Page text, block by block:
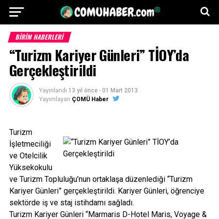
BİRİM HABERLERİ
“Turizm Kariyer Günleri” TİOY’da
Gerçekleştirildi
Yayınlandı 13 yıl önce - 01 Mart 2013
Yayımlayan ÇOMÜ Haber
Turizm
İşletmeciliği
ve Otelcilik
Yüksekokulu
ve Turizm Topluluğu’nun ortaklaşa düzenlediği “Turizm
Kariyer Günleri” gerçekleştirildi. Kariyer Günleri, öğrenciye
sektörde iş ve staj istihdamı sağladı.
Turizm Kariyer Günleri “Marmaris D-Hotel Maris, Voyage &